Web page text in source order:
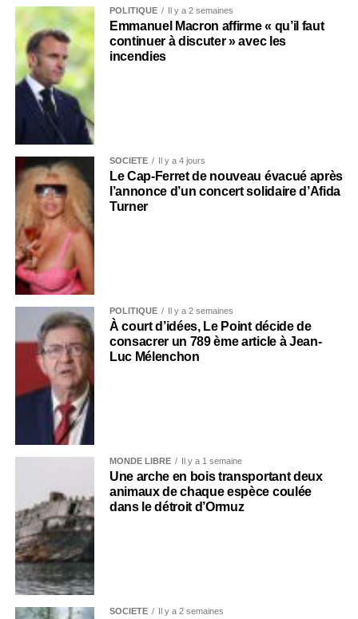
POLITIQUE Il y a 2 semaines
Emmanuel Macron affirme « qu’il faut
continuer à discuter » avec les
incendies
SOCIÉTÉ Il y a 4 jours
Le Cap-Ferret de nouveau évacué après
l’annonce d’un concert solidaire d’Afida
Turner
POLITIQUE Il y a 2 semaines
À court d’idées, Le Point décide de
consacrer un 789 ème article à Jean-
Luc Mélenchon
MONDE LIBRE Il y a 1 semaine
Une arche en bois transportant deux
animaux de chaque espèce coulée
dans le détroit d’Ormuz
SOCIÉTÉ Il y a 2 semaines